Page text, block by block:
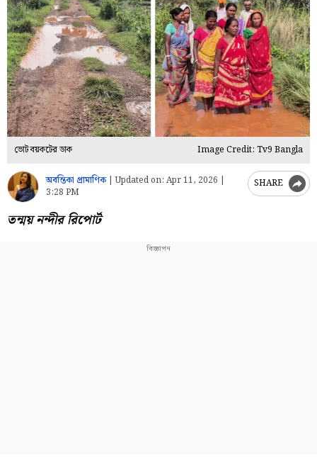
ভোট বয়কটের ডাক Image Credit: Tv9 Bangla
অবন্তিকা প্রামাণিক|Updated on: Apr 11, 2026 |
3:28 PM
SHARE
তন্ময় নন্দীর রিপোর্ট